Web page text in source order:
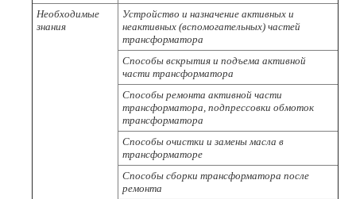
Необходимые
знания
Устройство и назначение активных и
неактивных (вспомогательных) частей
трансформатора
Способы вскрытия и подъема активной
части трансформатора
Способы ремонта активной части
трансформатора, подпрессовки обмоток
трансформатора
Способы очистки и замены масла в
трансформаторе
Способы сборки трансформатора после
ремонта